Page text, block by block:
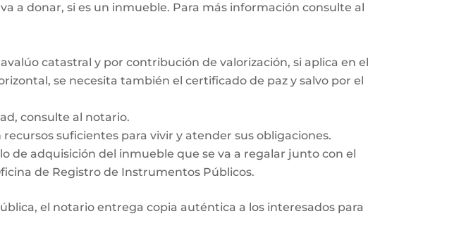
a donar, si es un inmueble. Para más información consulte al
catastral y por contribución de valorización, si aplica en el
se necesita también el certificado de paz y salvo por el
consulte al notario.
suficientes para vivir y atender sus obligaciones.
de adquisición del inmueble que se va a regalar junto con el
de Registro de Instrumentos Públicos.
el notario entrega copia auténtica a los interesados para